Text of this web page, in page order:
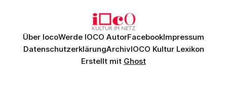
Über IocoWerde IOCO AutorFacebookImpressum
DatenschutzerklärungArchivIOCO Kultur Lexikon
Erstellt mit Ghost